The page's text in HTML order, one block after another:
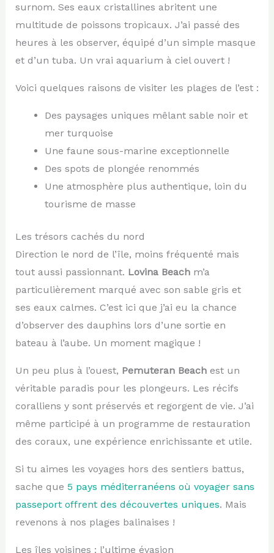
surnom. Ses eaux cristallines abritent une
multitude de poissons tropicaux. J’ai passé des
heures à les observer, équipé d’un simple masque
et d’un tuba. Un vrai aquarium à ciel ouvert !
Voici quelques raisons de visiter les plages de l’est :
Des paysages uniques mêlant sable noir et
mer turquoise
Une faune sous-marine exceptionnelle
Des spots de plongée renommés
Une atmosphère plus authentique, loin du
tourisme de masse
Les trésors cachés du nord
Direction le nord de l’île, moins fréquenté mais
tout aussi passionnant. Lovina Beachm’a
particulièrement marqué avec son sable gris et
ses eaux calmes. C’est ici que j’ai eu la chance
d’observer des dauphins lors d’une sortie en
bateau à l’aube. Un moment magique !
Un peu plus à l’ouest, Pemuteran Beachest un
véritable paradis pour les plongeurs. Les récifs
coralliens y sont préservés et regorgent de vie. J’ai
même participé à un programme de restauration
des coraux, une expérience enrichissante et utile.
Si tu aimes les voyages hors des sentiers battus,
sache que 5 pays méditerranéens où voyager sans
passeport offrent des découvertes uniques. Mais
revenons à nos plages balinaises !
Les îles voisines : l’ultime évasion